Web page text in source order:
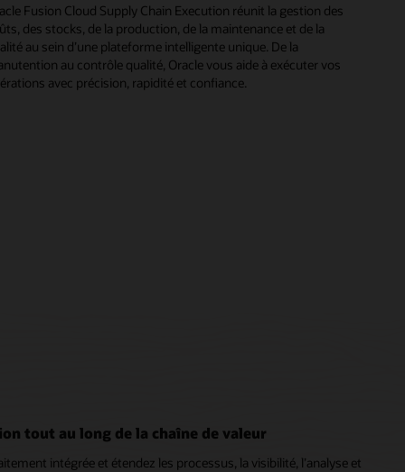
Fusion Cloud Supply Chain Execution réunit la gestion des
des stocks, de la production, de la maintenance et de la
au sein d’une plateforme intelligente unique. De la
au contrôle qualité, Oracle vous aide à exécuter vos
avec précision, rapidité et confiance.
tout au long de la chaîne de valeur
intégrée et étendez les processus, la visibilité, l’analyse et